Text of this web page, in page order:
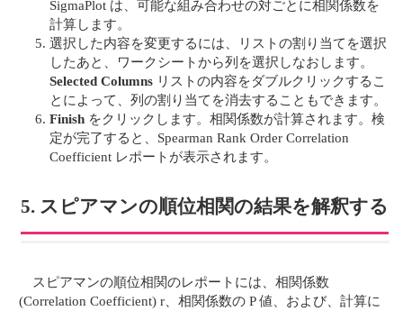
SigmaPlot は、可能な組み合わせの対ごとに相関係数を
計算します。
選択した内容を変更するには、リストの割り当てを選択
したあと、ワークシートから列を選択しなおします。
Selected Columns リストの内容をダブルクリックするこ
とによって、列の割り当てを消去することもできます。
Finish をクリックします。相関係数が計算されます。検
定が完了すると、Spearman Rank Order Correlation
Coefficient レポートが表示されます。
5. スピアマンの順位相関の結果を解釈する
スピアマンの順位相関のレポートには、相関係数
(Correlation Coefficient) r、相関係数の P 値、および、計算に